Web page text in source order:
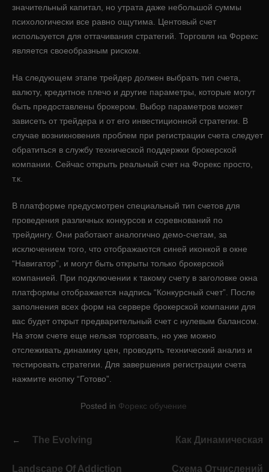
значительный капитал, но утрата даже небольшой суммы
психологически все равно ощутима. Центовый счет
используется для оттачивания стратегий. Торговля на Форекс
является своеобразным риском.
На следующем этапе трейдер должен выбрать тип счета,
валюту, кредитное плечо и другие параметры, которые могут
быть предоставлены брокером. Выбор параметров может
зависеть от трейдера и от его инвестиционной стратегии. В
случае возникновения проблем при регистрации счета следует
обратиться в службу технической поддержки брокерской
компании. Сейчас открыть реальный счет на Форекс просто,
т.к.
В платформе предусмотрен специальный тип счетов для
проведения различных конкурсов и соревнований по
трейдингу. Они работают аналогично демо-счетам, за
исключением того, что отображаются синей иконкой в окне
“Навигатор”, и могут быть открыты только брокерской
компанией. При подключении к такому счету в заголовке окна
платформы отображается надпись “Конкурсный счет”. После
заполнения всех форм на сервере брокерской компании для
вас будет открыт предварительный счет с нулевым балансом.
На этом счете еще нельзя торговать, но уже можно
отслеживать динамику цен, проводить технический анализ и
тестировать стратегии. Для завершения регистрации счета
нажмите кнопку “Готово”.
Posted in Форекс обучение
navigation
The Evolving
Landscape Of Addiction
Как Динамическая
Схема Отчислений